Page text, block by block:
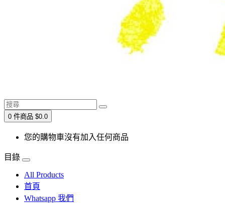
0 件商品 $0.0
您的購物車沒有加入任何商品
目錄
All Products
首頁
Whatsapp 我們